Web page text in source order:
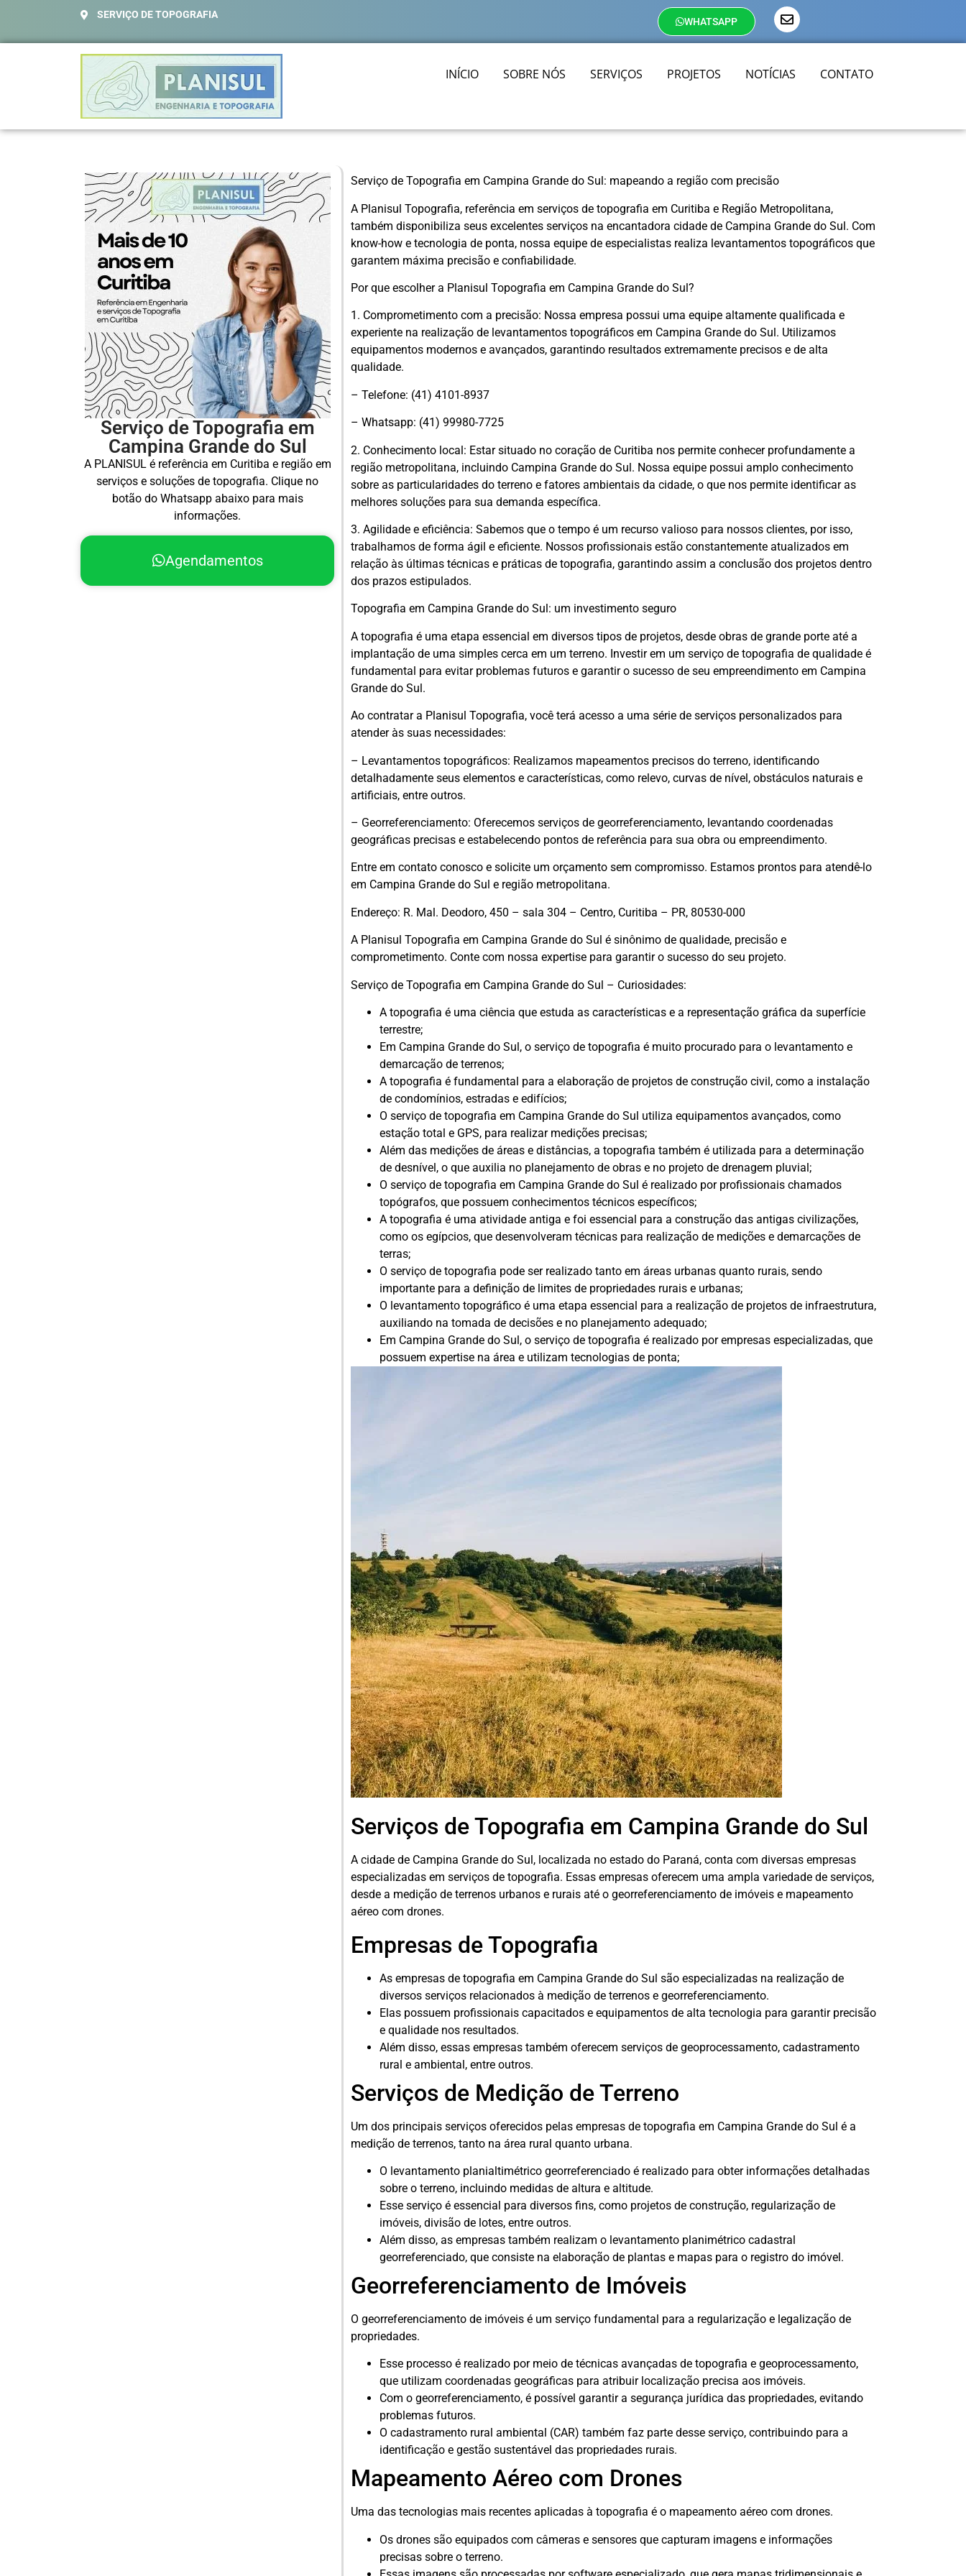
SERVIÇO DE TOPOGRAFIA
WHATSAPP
INÍCIO SOBRE NÓS SERVIÇOS PROJETOS NOTÍCIAS CONTATO
Serviço de Topografia em
Campina Grande do Sul
A PLANISUL é referência em Curitiba e região em
serviços e soluções de topografia. Clique no
botão do Whatsapp abaixo para mais
informações.
Agendamentos
Serviço de Topografia em Campina Grande do Sul: mapeando a região com precisão
A Planisul Topografia, referência em serviços de topografia em Curitiba e Região Metropolitana,
também disponibiliza seus excelentes serviços na encantadora cidade de Campina Grande do Sul. Com
know-how e tecnologia de ponta, nossa equipe de especialistas realiza levantamentos topográficos que
garantem máxima precisão e confiabilidade.
Por que escolher a Planisul Topografia em Campina Grande do Sul?
1. Comprometimento com a precisão: Nossa empresa possui uma equipe altamente qualificada e
experiente na realização de levantamentos topográficos em Campina Grande do Sul. Utilizamos
equipamentos modernos e avançados, garantindo resultados extremamente precisos e de alta
qualidade.
– Telefone: (41) 4101-8937
– Whatsapp: (41) 99980-7725
2. Conhecimento local: Estar situado no coração de Curitiba nos permite conhecer profundamente a
região metropolitana, incluindo Campina Grande do Sul. Nossa equipe possui amplo conhecimento
sobre as particularidades do terreno e fatores ambientais da cidade, o que nos permite identificar as
melhores soluções para sua demanda específica.
3. Agilidade e eficiência: Sabemos que o tempo é um recurso valioso para nossos clientes, por isso,
trabalhamos de forma ágil e eficiente. Nossos profissionais estão constantemente atualizados em
relação às últimas técnicas e práticas de topografia, garantindo assim a conclusão dos projetos dentro
dos prazos estipulados.
Topografia em Campina Grande do Sul: um investimento seguro
A topografia é uma etapa essencial em diversos tipos de projetos, desde obras de grande porte até a
implantação de uma simples cerca em um terreno. Investir em um serviço de topografia de qualidade é
fundamental para evitar problemas futuros e garantir o sucesso de seu empreendimento em Campina
Grande do Sul.
Ao contratar a Planisul Topografia, você terá acesso a uma série de serviços personalizados para
atender às suas necessidades:
– Levantamentos topográficos: Realizamos mapeamentos precisos do terreno, identificando
detalhadamente seus elementos e características, como relevo, curvas de nível, obstáculos naturais e
artificiais, entre outros.
– Georreferenciamento: Oferecemos serviços de georreferenciamento, levantando coordenadas
geográficas precisas e estabelecendo pontos de referência para sua obra ou empreendimento.
Entre em contato conosco e solicite um orçamento sem compromisso. Estamos prontos para atendê-lo
em Campina Grande do Sul e região metropolitana.
Endereço: R. Mal. Deodoro, 450 – sala 304 – Centro, Curitiba – PR, 80530-000
A Planisul Topografia em Campina Grande do Sul é sinônimo de qualidade, precisão e
comprometimento. Conte com nossa expertise para garantir o sucesso do seu projeto.
Serviço de Topografia em Campina Grande do Sul – Curiosidades:
A topografia é uma ciência que estuda as características e a representação gráfica da superfície
terrestre;
Em Campina Grande do Sul, o serviço de topografia é muito procurado para o levantamento e
demarcação de terrenos;
A topografia é fundamental para a elaboração de projetos de construção civil, como a instalação
de condomínios, estradas e edifícios;
O serviço de topografia em Campina Grande do Sul utiliza equipamentos avançados, como
estação total e GPS, para realizar medições precisas;
Além das medições de áreas e distâncias, a topografia também é utilizada para a determinação
de desnível, o que auxilia no planejamento de obras e no projeto de drenagem pluvial;
O serviço de topografia em Campina Grande do Sul é realizado por profissionais chamados
topógrafos, que possuem conhecimentos técnicos específicos;
A topografia é uma atividade antiga e foi essencial para a construção das antigas civilizações,
como os egípcios, que desenvolveram técnicas para realização de medições e demarcações de
terras;
O serviço de topografia pode ser realizado tanto em áreas urbanas quanto rurais, sendo
importante para a definição de limites de propriedades rurais e urbanas;
O levantamento topográfico é uma etapa essencial para a realização de projetos de infraestrutura,
auxiliando na tomada de decisões e no planejamento adequado;
Em Campina Grande do Sul, o serviço de topografia é realizado por empresas especializadas, que
possuem expertise na área e utilizam tecnologias de ponta;
Serviços de Topografia em Campina Grande do Sul
A cidade de Campina Grande do Sul, localizada no estado do Paraná, conta com diversas empresas
especializadas em serviços de topografia. Essas empresas oferecem uma ampla variedade de serviços,
desde a medição de terrenos urbanos e rurais até o georreferenciamento de imóveis e mapeamento
aéreo com drones.
Empresas de Topografia
As empresas de topografia em Campina Grande do Sul são especializadas na realização de
diversos serviços relacionados à medição de terrenos e georreferenciamento.
Elas possuem profissionais capacitados e equipamentos de alta tecnologia para garantir precisão
e qualidade nos resultados.
Além disso, essas empresas também oferecem serviços de geoprocessamento, cadastramento
rural e ambiental, entre outros.
Serviços de Medição de Terreno
Um dos principais serviços oferecidos pelas empresas de topografia em Campina Grande do Sul é a
medição de terrenos, tanto na área rural quanto urbana.
O levantamento planialtimétrico georreferenciado é realizado para obter informações detalhadas
sobre o terreno, incluindo medidas de altura e altitude.
Esse serviço é essencial para diversos fins, como projetos de construção, regularização de
imóveis, divisão de lotes, entre outros.
Além disso, as empresas também realizam o levantamento planimétrico cadastral
georreferenciado, que consiste na elaboração de plantas e mapas para o registro do imóvel.
Georreferenciamento de Imóveis
O georreferenciamento de imóveis é um serviço fundamental para a regularização e legalização de
propriedades.
Esse processo é realizado por meio de técnicas avançadas de topografia e geoprocessamento,
que utilizam coordenadas geográficas para atribuir localização precisa aos imóveis.
Com o georreferenciamento, é possível garantir a segurança jurídica das propriedades, evitando
problemas futuros.
O cadastramento rural ambiental (CAR) também faz parte desse serviço, contribuindo para a
identificação e gestão sustentável das propriedades rurais.
Mapeamento Aéreo com Drones
Uma das tecnologias mais recentes aplicadas à topografia é o mapeamento aéreo com drones.
Os drones são equipados com câmeras e sensores que capturam imagens e informações
precisas sobre o terreno.